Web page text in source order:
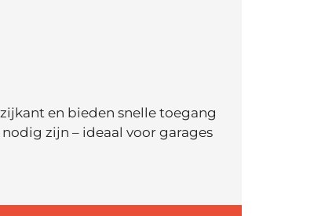
en bieden snelle toegang
zijn – ideaal voor garages